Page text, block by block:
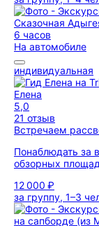
6 часов
На автомобиле
индивидуальная
Елена
5,0
21 отзыв
Встречаем
Понаблюдать за
обзорных
12 000 ₽
за группу, 1–3